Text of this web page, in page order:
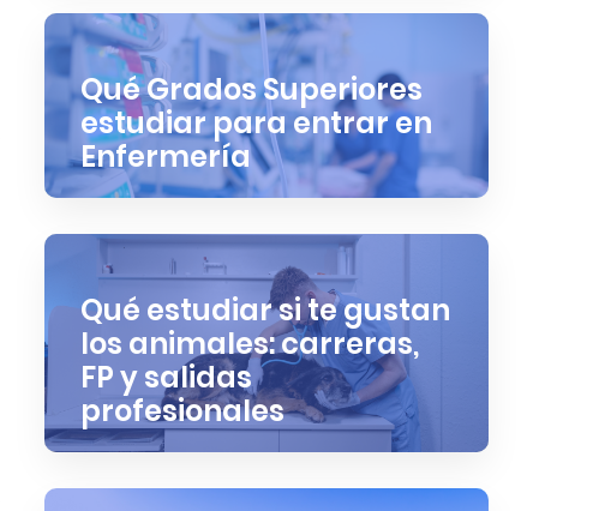
Qué Grados Superiores
estudiar para entrar en
Enfermería
Qué estudiar si te gustan
los animales: carreras,
FP y salidas
profesionales